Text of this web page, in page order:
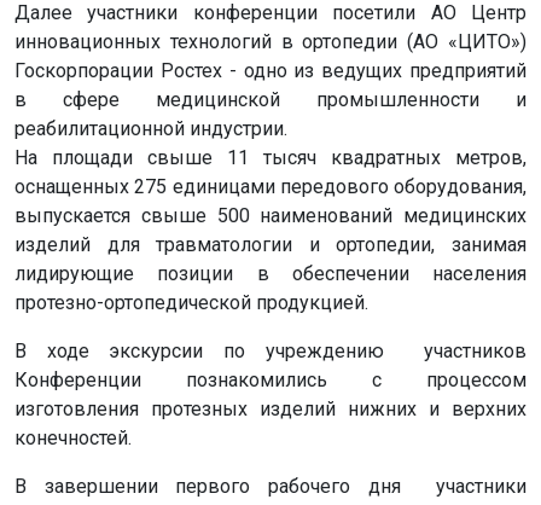
Далее участники конференции посетили АО Центр
инновационных технологий в ортопедии (АО «ЦИТО»)
Госкорпорации Ростех - одно из ведущих предприятий
в сфере медицинской промышленности и
реабилитационной индустрии.
На площади свыше 11 тысяч квадратных метров,
оснащенных 275 единицами передового оборудования,
выпускается свыше 500 наименований медицинских
изделий для травматологии и ортопедии, занимая
лидирующие позиции в обеспечении населения
протезно-ортопедической продукцией.
В ходе экскурсии по учреждению участников
Конференции познакомились с процессом
изготовления протезных изделий нижних и верхних
конечностей.
В завершении первого рабочего дня участники